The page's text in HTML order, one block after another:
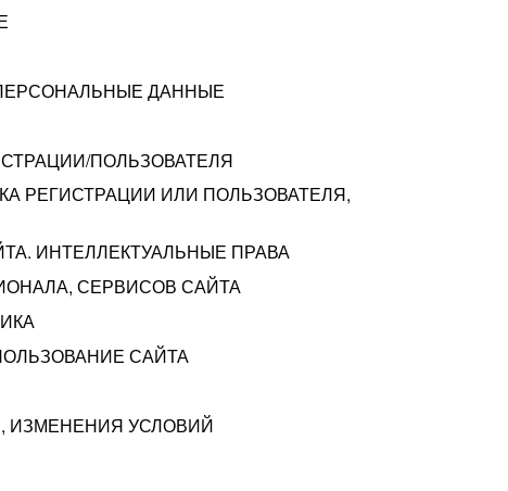
ДАННЫЕ
ПОЛЬЗОВАТЕЛЯ
РЕГИСТРАЦИИ ИЛИ ПОЛЬЗОВАТЕЛЯ,
ИНТЕЛЛЕКТУАЛЬНЫЕ ПРАВА
СЕРВИСОВ САЙТА
САЙТА
ИЗМЕНЕНИЯ УСЛОВИЙ